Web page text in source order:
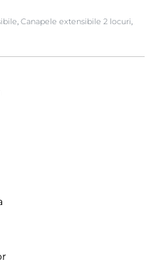
, Canapele extensibile 2 locuri,